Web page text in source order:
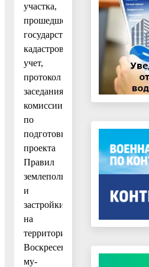
участка,
прошедшего
государственный
кадастровый
учет,
протокол
заседания
комиссии
по
подготовке
проекта
Правил
землепользования
и
застройки
на
территории
Воскресенского
му-